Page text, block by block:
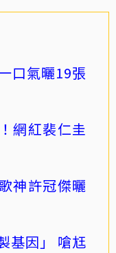
口氣曬19張
網紅裴仁圭
神許冠傑曬
基因」 嗆尪